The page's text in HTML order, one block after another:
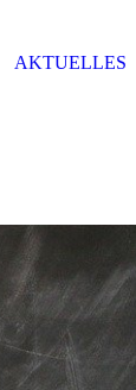
AKTUELLES